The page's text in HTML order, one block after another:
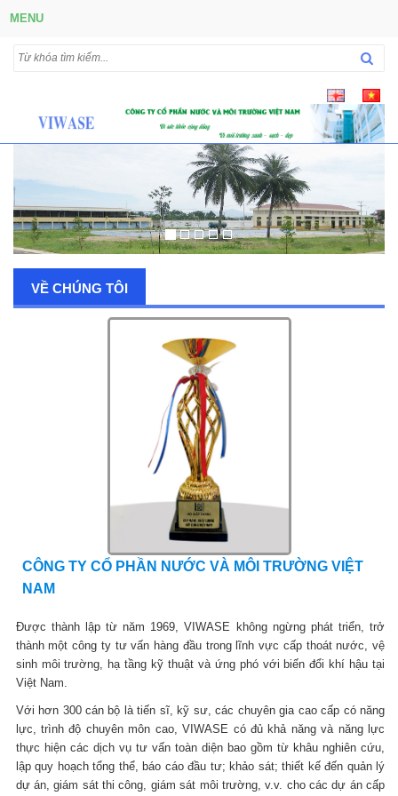
MENU
VỀ CHÚNG TÔI
CÔNG TY CỔ PHẦN NƯỚC VÀ MÔI TRƯỜNG VIỆT
NAM
Được thành lập từ năm 1969, VIWASE không ngừng phát triển, trở
thành một công ty tư vấn hàng đầu trong lĩnh vực cấp thoát nước, vệ
sinh môi trường, hạ tầng kỹ thuật và ứng phó với biến đổi khí hậu tại
Việt Nam.
Với hơn 300 cán bộ là tiến sĩ, kỹ sư, các chuyên gia cao cấp có năng
lực, trình độ chuyên môn cao, VIWASE có đủ khả năng và năng lực
thực hiện các dịch vụ tư vấn toàn diện bao gồm từ khâu nghiên cứu,
lập quy hoạch tổng thể, báo cáo đầu tư; khảo sát; thiết kế đến quản lý
dự án, giám sát thi công, giám sát môi trường, v.v. cho các dự án cấp